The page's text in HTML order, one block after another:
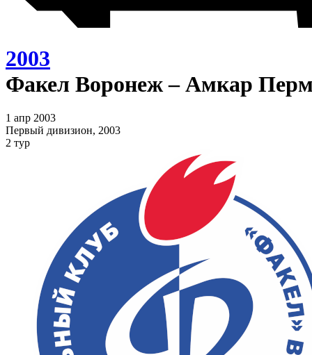
2003
Факел Воронеж – Амкар
1 апр 2003
Первый дивизион, 2003
2 тур